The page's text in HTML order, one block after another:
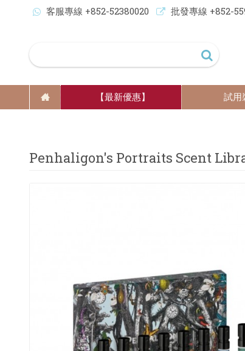
客服專線 +852-52380020 批發專線 +852-
【最新優惠】 試用
Penhaligon's Portraits Scent